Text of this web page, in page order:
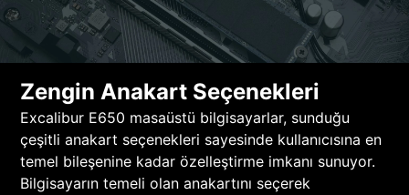
Zengin Anakart Seçenekleri
Excalibur E650 masaüstü bilgisayarlar, sunduğu
çeşitli anakart seçenekleri sayesinde kullanıcısına en
temel bileşenine kadar özelleştirme imkanı sunuyor.
Bilgisayarın temeli olan anakartını seçerek